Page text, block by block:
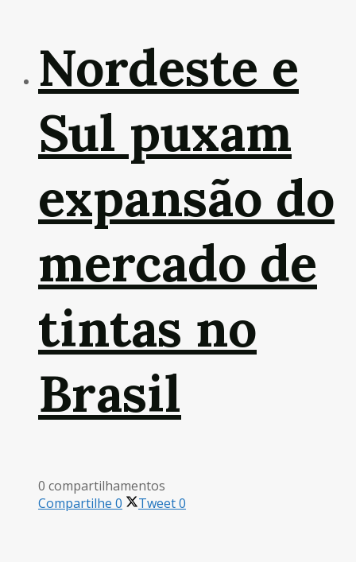
Nordeste e
Sul puxam
expansão do
mercado de
tintas no
Brasil
0 compartilhamentos
Compartilhe 0 Tweet0